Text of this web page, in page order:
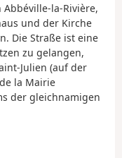
la-Rivière,
und der Kirche
Die Straße ist eine
zu gelangen,
Julien (auf der
la Mairie
der gleichnamigen